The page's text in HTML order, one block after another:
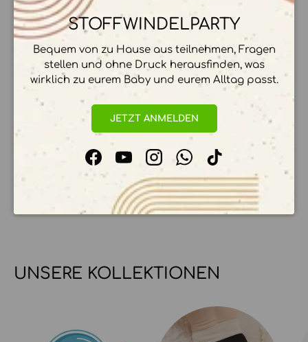
HERSTELLER & HERKUNFT
ZAHLUNGSMÖGLICHKEITEN
Ihre Zahlungsinformationen werden sicher
verarbeitet. Wir speichern keine
Kreditkartendetails.
UNSERE KOLLEKTIONEN
STOFFWINDELPARTY
Bequem von zu Hause aus teilnehmen, Fragen
stellen und ohne Druck herausfinden, was
wirklich zu eurem Baby und eurem Alltag passt.
JETZT ANMELDEN
FacebookYouTubeInstagramWhatsApp
TikTok